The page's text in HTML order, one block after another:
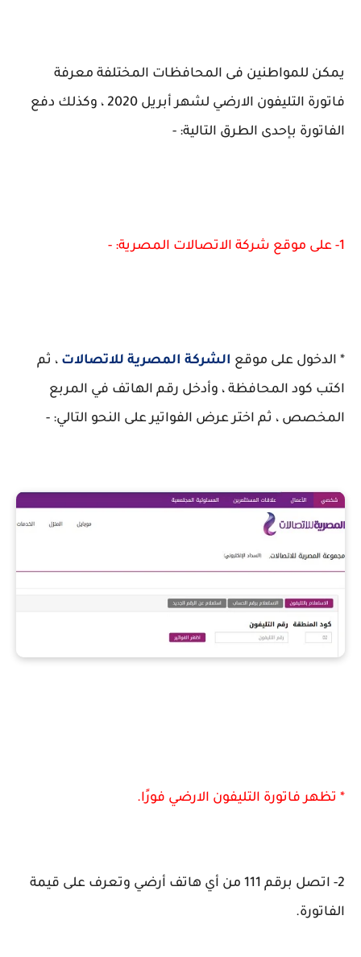
يمكن للمواطنين فى المحافظات المختلفة معرفة
فاتورة التليفون الارضي لشهر أبريل 2020 ، وكذلك دفع
الفاتورة بإحدى الطرق التالية: -
1- على موقع شركة الاتصالات المصرية: -
* الدخول على موقع الشركة المصرية للاتصالات ، ثم
اكتب كود المحافظة ، وأدخل رقم الهاتف في المربع
المخصص ، ثم اختر عرض الفواتير على النحو التالي: -
* تظهر فاتورة التليفون الارضي فورًا.
2- اتصل برقم 111 من أي هاتف أرضي وتعرف على قيمة
الفاتورة.